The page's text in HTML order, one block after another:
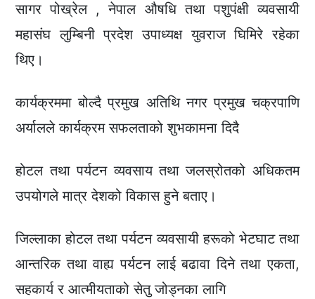
सागर पोख्रेल , नेपाल औषधि तथा पशुपंक्षी व्यवसायी
महासंघ लुम्बिनी प्रदेश उपाध्यक्ष युवराज घिमिरे रहेका
थिए।
कार्यक्रममा बोल्दै प्रमुख अतिथि नगर प्रमुख चक्रपाणि
अर्यालले कार्यक्रम सफलताको शुभकामना दिदै
होटल तथा पर्यटन व्यवसाय तथा जलस्रोतको अधिकतम
उपयोगले मात्र देशको विकास हुने बताए।
जिल्लाका होटल तथा पर्यटन व्यवसायी हरूको भेटघाट तथा
आन्तरिक तथा वाह्य पर्यटन लाई बढावा दिने तथा एकता,
सहकार्य र आत्मीयताको सेतु जोड्नका लागि